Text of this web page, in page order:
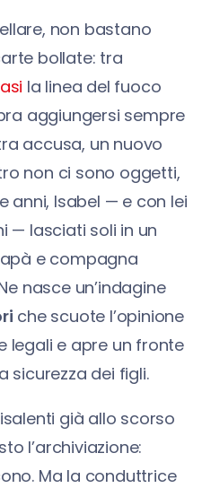
non bastano
bollate: tra
la linea del fuoco
aggiungersi sempre
accusa, un nuovo
non ci sono oggetti,
anni, Isabel — e con lei
— lasciati soli in un
e compagna
nasce un’indagine
che scuote l’opinione
legali e apre un fronte
sicurezza dei figli.
già allo scorso
l’archiviazione:
Ma la conduttrice